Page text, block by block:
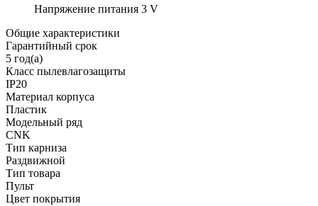
Напряжение питания 3 V
Общие характеристики
Гарантийный срок
5 год(а)
Класс пылевлагозащиты
IP20
Материал корпуса
Пластик
Модельный ряд
CNK
Тип карниза
Раздвижной
Тип товара
Пульт
Цвет покрытия